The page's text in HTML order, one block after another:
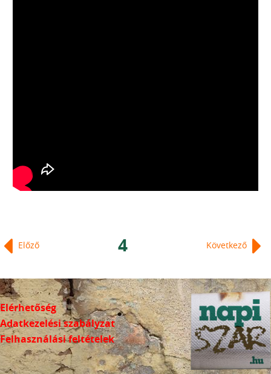
Előző Következő
4
Elérhetőség
Adatkezelési szabályzat
Felhasználási feltételek